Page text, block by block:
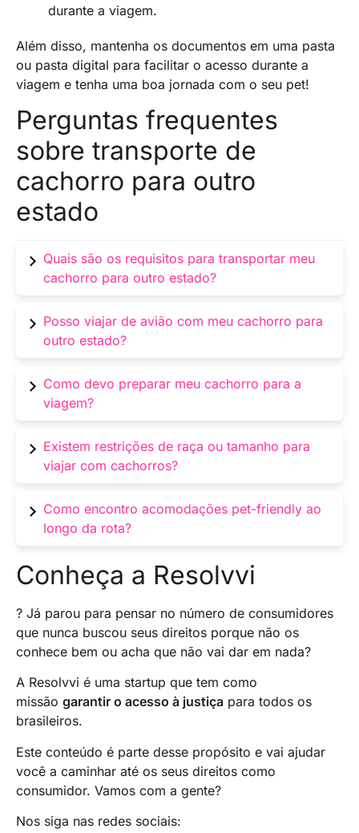
durante a viagem.
Além disso, mantenha os documentos em uma pasta
ou pasta digital para facilitar o acesso durante a
viagem e tenha uma boa jornada com o seu pet!
Perguntas frequentes
sobre transporte de
cachorro para outro
estado
Quais são os requisitos para transportar meu
cachorro para outro estado?
Os requisitos podem variar de estado para
estado. Geralmente, você precisará de um
certificado de saúde atualizado do veterinário,
vacina contra a raiva), e em alguns casos,
autorizações específicas.
Posso viajar de avião com meu cachorro para
outro estado?
Sim, muitas companhias aéreas permitem que
você viaje com seu cachorro. No entanto,
verifique as políticas da companhia aérea,
necessária.
Como devo preparar meu cachorro para a
viagem?
Prepare seu cachorro gradualmente,
acostumando-o com a caixa de transporte ou
cinto de segurança, isto é, mantenha-o
familiares para a viagem.
Existem restrições de raça ou tamanho para
viajar com cachorros?
Em suma, algumas companhias aéreas podem
impor restrições de raça ou tamanho. Verifique
as políticas da companhia aérea e as
Como encontro acomodações pet-friendly ao
longo da rota?
Use sites e aplicativos de reserva de hotéis
com filtros “pet-friendly”. Além disso, entre em
confirmar suas políticas.
Conheça a Resolvvi
? Já parou para pensar no número de consumidores
que nunca buscou seus direitos porque não os
conhece bem ou acha que não vai dar em nada?
A Resolvvi é uma startup que tem como
missão garantir o acesso à justiça para todos os
brasileiros.
Este conteúdo é parte desse propósito e vai ajudar
você a caminhar até os seus direitos como
consumidor. Vamos com a gente?
Nos siga nas redes sociais: